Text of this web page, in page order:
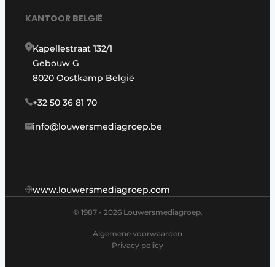
KANTOOR BELGIË
Kapellestraat 132/1
Gebouw G
8020 Oostkamp België
+32 50 36 81 70
info@louwersmediagroep.be
www.louwersmediagroep.com
© 1987 - 2026 Louwersmediagroep.
Algemene voorwaarden
Privacy policy